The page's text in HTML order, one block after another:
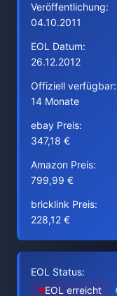
Veröffentlichung:
04.10.2011
EOL Datum:
26.12.2012
Offiziell verfügbar:
14 Monate
ebay Preis:
347,18 €
Amazon Preis:
799,99 €
bricklink Preis:
228,12 €
EOL Status:
EOL erreicht